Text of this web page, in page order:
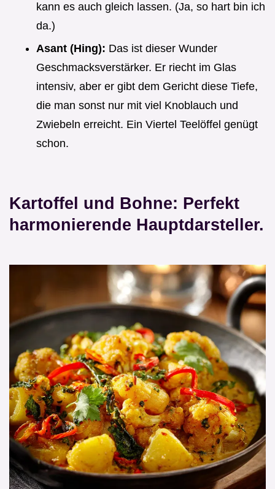
kann es auch gleich lassen. (Ja, so hart bin ich
da.)
Asant (Hing): Das ist dieser Wunder
Geschmacksverstärker. Er riecht im Glas
intensiv, aber er gibt dem Gericht diese Tiefe,
die man sonst nur mit viel Knoblauch und
Zwiebeln erreicht. Ein Viertel Teelöffel genügt
schon.
Kartoffel und Bohne: Perfekt
harmonierende Hauptdarsteller.